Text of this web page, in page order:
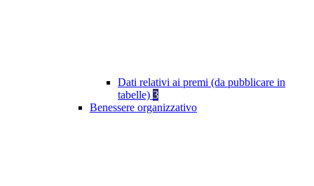
Dati relativi ai premi (da pubblicare in
tabelle) 3
Benessere organizzativo